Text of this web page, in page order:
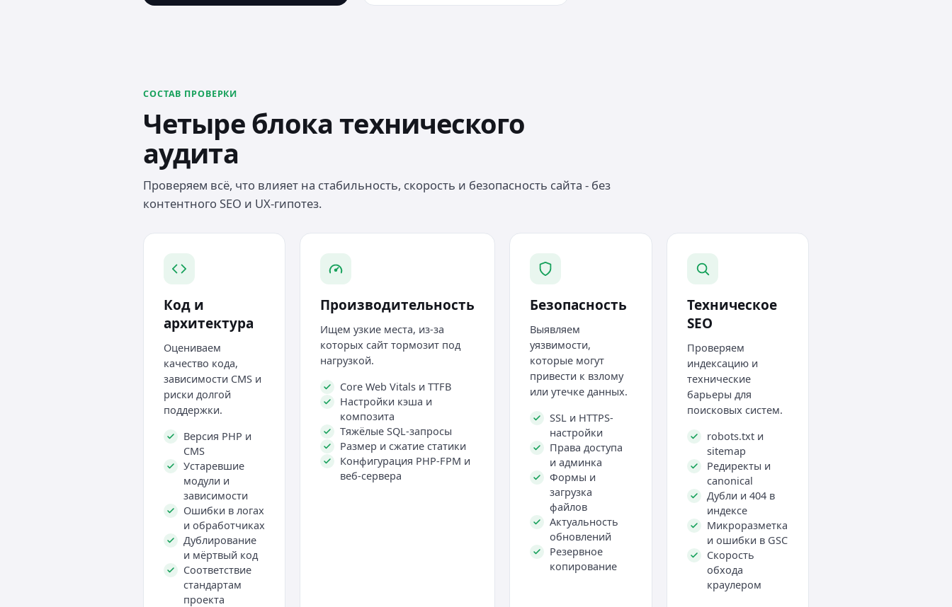
СОСТАВ ПРОВЕРКИ
Четыре блока технического
аудита
Проверяем всё, что влияет на стабильность, скорость и безопасность сайта - без
контентного SEO и UX-гипотез.
Код и
архитектура
Оцениваем
качество кода,
зависимости CMS и
риски долгой
поддержки.
Версия PHP и
CMS
Устаревшие
модули и
зависимости
Ошибки в логах
и обработчиках
Дублирование
и мёртвый код
Соответствие
стандартам
проекта
Производительность
Ищем узкие места, из-за
которых сайт тормозит под
нагрузкой.
Core Web Vitals и TTFB
Настройки кэша и
композита
Тяжёлые SQL-запросы
Размер и сжатие статики
Конфигурация PHP-FPM и
веб-сервера
Безопасность
Выявляем
уязвимости,
которые могут
привести к взлому
или утечке данных.
SSL и HTTPS-
настройки
Права доступа
и админка
Формы и
загрузка
файлов
Актуальность
обновлений
Резервное
копирование
Техническое
SEO
Проверяем
индексацию и
технические
барьеры для
поисковых систем.
robots.txt и
sitemap
Редиректы и
canonical
Дубли и 404 в
индексе
Микроразметка
и ошибки в GSC
Скорость
обхода
краулером